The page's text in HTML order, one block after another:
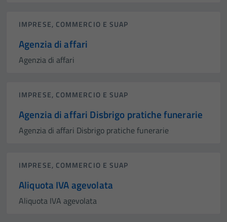
IMPRESE, COMMERCIO E SUAP
Agenzia di affari
Agenzia di affari
IMPRESE, COMMERCIO E SUAP
Agenzia di affari Disbrigo pratiche funerarie
Agenzia di affari Disbrigo pratiche funerarie
IMPRESE, COMMERCIO E SUAP
Aliquota IVA agevolata
Aliquota IVA agevolata